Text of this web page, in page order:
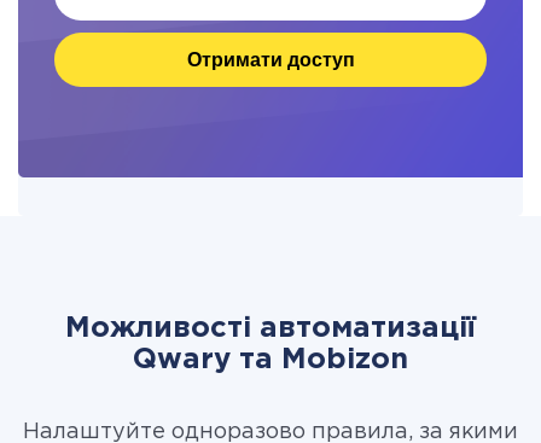
Отримати доступ
Можливості автоматизації
Qwary та Mobizon
Налаштуйте одноразово правила, за якими